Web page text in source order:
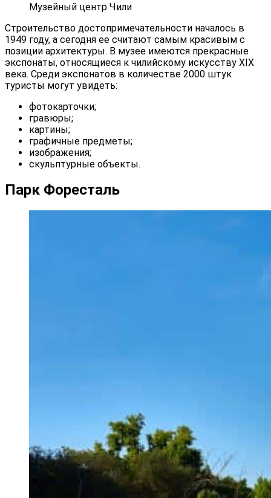
Музейный центр Чили
Строительство достопримечательности началось в
1949 году, а сегодня ее считают самым красивым с
позиции архитектуры. В музее имеются прекрасные
экспонаты, относящиеся к чилийскому искусству XIX
века. Среди экспонатов в количестве 2000 штук
туристы могут увидеть:
фотокарточки;
гравюры;
картины;
графичные предметы;
изображения;
скульптурные объекты.
Парк Форесталь